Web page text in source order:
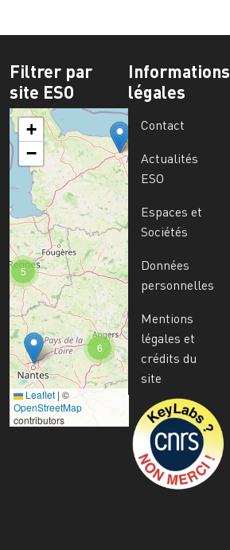
Filtrer par
site ESO
6
5
+
−
Leaflet | ©
OpenStreetMap
contributors
Informations
légales
Contact
Actualités
ESO
Espaces et
Sociétés
Données
personnelles
Mentions
légales et
crédits du
site
Image